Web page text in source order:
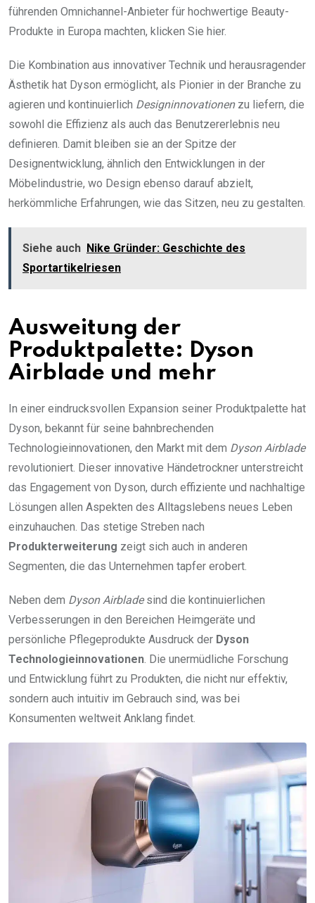
führenden Omnichannel-Anbieter für hochwertige Beauty-
Produkte in Europa machten, klicken Sie hier.
Die Kombination aus innovativer Technik und herausragender
Ästhetik hat Dyson ermöglicht, als Pionier in der Branche zu
agieren und kontinuierlich Designinnovationenzu liefern, die
sowohl die Effizienz als auch das Benutzererlebnis neu
definieren. Damit bleiben sie an der Spitze der
Designentwicklung, ähnlich den Entwicklungen in der
Möbelindustrie, wo Design ebenso darauf abzielt,
herkömmliche Erfahrungen, wie das Sitzen, neu zu gestalten.
Siehe auch Nike Gründer: Geschichte des
Sportartikelriesen
Ausweitung der
Produktpalette: Dyson
Airblade und mehr
In einer eindrucksvollen Expansion seiner Produktpalette hat
Dyson, bekannt für seine bahnbrechenden
Technologieinnovationen, den Markt mit dem Dyson Airblade
revolutioniert. Dieser innovative Händetrockner unterstreicht
das Engagement von Dyson, durch effiziente und nachhaltige
Lösungen allen Aspekten des Alltagslebens neues Leben
einzuhauchen. Das stetige Streben nach
Produkterweiterung zeigt sich auch in anderen
Segmenten, die das Unternehmen tapfer erobert.
Neben dem Dyson Airbladesind die kontinuierlichen
Verbesserungen in den Bereichen Heimgeräte und
persönliche Pflegeprodukte Ausdruck der Dyson
Technologieinnovationen. Die unermüdliche Forschung
und Entwicklung führt zu Produkten, die nicht nur effektiv,
sondern auch intuitiv im Gebrauch sind, was bei
Konsumenten weltweit Anklang findet.